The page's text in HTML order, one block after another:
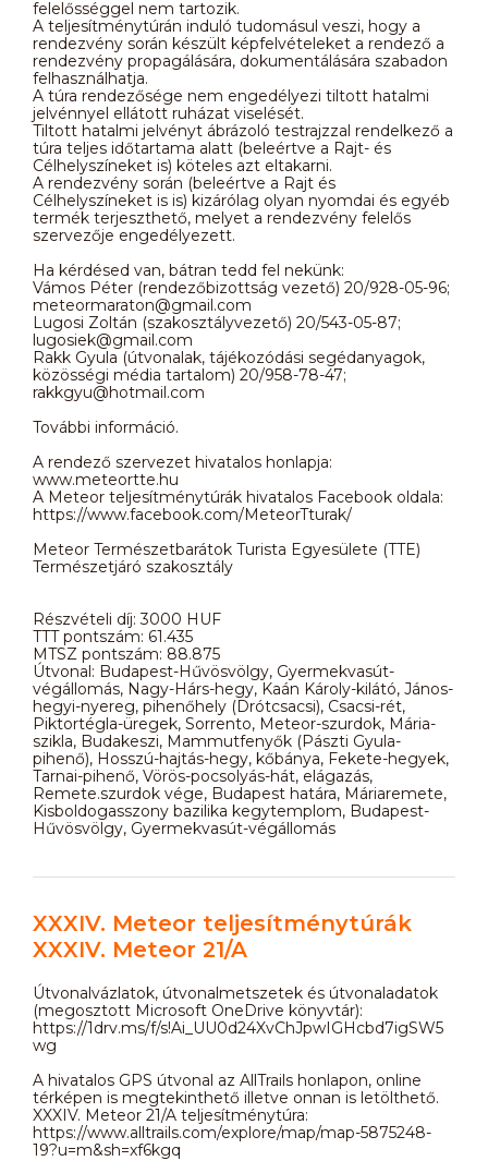
felelősséggel nem tartozik.
A teljesítménytúrán induló tudomásul veszi, hogy a
rendezvény során készült képfelvételeket a rendező a
rendezvény propagálására, dokumentálására szabadon
felhasználhatja.
A túra rendezősége nem engedélyezi tiltott hatalmi
jelvénnyel ellátott ruházat viselését.
Tiltott hatalmi jelvényt ábrázoló testrajzzal rendelkező a
túra teljes időtartama alatt (beleértve a Rajt- és
Célhelyszíneket is) köteles azt eltakarni.
A rendezvény során (beleértve a Rajt és
Célhelyszíneket is is) kizárólag olyan nyomdai és egyéb
termék terjeszthető, melyet a rendezvény felelős
szervezője engedélyezett.
Ha kérdésed van, bátran tedd fel nekünk:
Vámos Péter (rendezőbizottság vezető) 20/928-05-96;
meteormaraton@gmail.com
Lugosi Zoltán (szakosztályvezető) 20/543-05-87;
lugosiek@gmail.com
Rakk Gyula (útvonalak, tájékozódási segédanyagok,
közösségi média tartalom) 20/958-78-47;
rakkgyu@hotmail.com
További információ.
A rendező szervezet hivatalos honlapja:
www.meteortte.hu
A Meteor teljesítménytúrák hivatalos Facebook oldala:
https://www.facebook.com/MeteorTturak/
Meteor Természetbarátok Turista Egyesülete (TTE)
Természetjáró szakosztály
Részvételi díj: 3000 HUF
TTT pontszám: 61.435
MTSZ pontszám: 88.875
Útvonal: Budapest-Hűvösvölgy, Gyermekvasút-
végállomás, Nagy-Hárs-hegy, Kaán Károly-kilátó, János-
hegyi-nyereg, pihenőhely (Drótcsacsi), Csacsi-rét,
Piktortégla-üregek, Sorrento, Meteor-szurdok, Mária-
szikla, Budakeszi, Mammutfenyők (Pászti Gyula-
pihenő), Hosszú-hajtás-hegy, kőbánya, Fekete-hegyek,
Tarnai-pihenő, Vörös-pocsolyás-hát, elágazás,
Remete.szurdok vége, Budapest határa, Máriaremete,
Kisboldogasszony bazilika kegytemplom, Budapest-
Hűvösvölgy, Gyermekvasút-végállomás
XXXIV. Meteor teljesítménytúrák
XXXIV. Meteor 21/A
Útvonalvázlatok, útvonalmetszetek és útvonaladatok
(megosztott Microsoft OneDrive könyvtár):
https://1drv.ms/f/s!Ai_UU0d24XvChJpwIGHcbd7igSW5
wg
A hivatalos GPS útvonal az AllTrails honlapon, online
térképen is megtekinthető illetve onnan is letölthető.
XXXIV. Meteor 21/A teljesítménytúra:
https://www.alltrails.com/explore/map/map-5875248-
19?u=m&sh=xf6kgq